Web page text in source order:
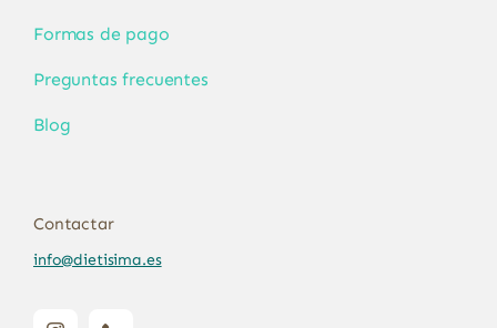
Formas de pago
Preguntas frecuentes
Blog
Contactar
info@dietisima.es